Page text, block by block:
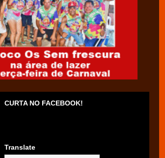
CURTA NO FACEBOOK!
Translate